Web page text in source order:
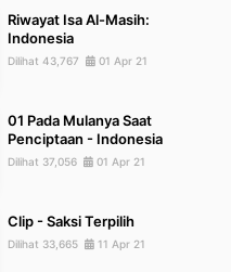
Riwayat Isa Al-Masih:
Indonesia
Dilihat 43,767 01 Apr 21
01 Pada Mulanya Saat
Penciptaan - Indonesia
Dilihat 37,056 01 Apr 21
Clip - Saksi Terpilih
Dilihat 33,665 11 Apr 21